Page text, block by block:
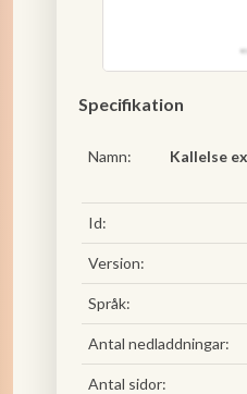
Specifikation
Namn:
Kallelse
Id:
Version:
Språk:
Antal nedladdningar:
Antal sidor: